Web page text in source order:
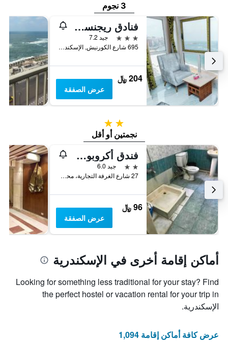
3 نجوم
فنادق ريجنسي الإسكندرية
3 نجوم
جيد 7.2
695 شارع الكورنيش, الإسكندرية, مصر
204 ﷼
عرض الصفقة
2 نجمتين
نجمتين أو أقل
فندق أكروبول الإسكندرية
2 نجمتين
جيد 6.0
27 شارع الغرفة التجارية، محطة الرمل, الإسكندرية, مصر
96 ﷼
عرض الصفقة
أماكن إقامة أخرى في الإسكندرية
Looking for something less traditional for your stay? Find
the perfect hostel or vacation rental for your trip in
الإسكندرية.
عرض كافة أماكن إقامة 1,094